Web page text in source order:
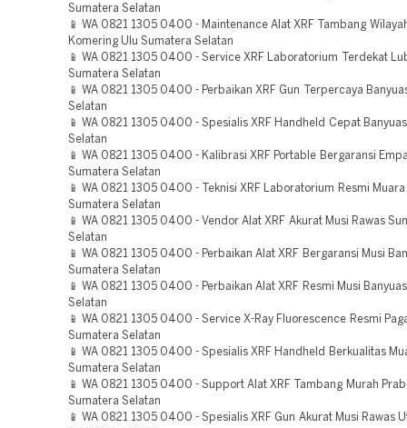
Sumatera Selatan
📱 WA 0821 1305 0400 - Maintenance Alat XRF Tambang
Komering Ulu Sumatera Selatan
📱 WA 0821 1305 0400 - Service XRF Laboratorium Terdekat
Sumatera Selatan
📱 WA 0821 1305 0400 - Perbaikan XRF Gun Terpercaya
Selatan
📱 WA 0821 1305 0400 - Spesialis XRF Handheld Cepat
Selatan
📱 WA 0821 1305 0400 - Kalibrasi XRF Portable Bergaransi
Sumatera Selatan
📱 WA 0821 1305 0400 - Teknisi XRF Laboratorium Resmi Muara
Sumatera Selatan
📱 WA 0821 1305 0400 - Vendor Alat XRF Akurat Musi Rawas
Selatan
📱 WA 0821 1305 0400 - Perbaikan Alat XRF Bergaransi Musi
Sumatera Selatan
📱 WA 0821 1305 0400 - Perbaikan Alat XRF Resmi Musi
Selatan
📱 WA 0821 1305 0400 - Service X-Ray Fluorescence Resmi
Sumatera Selatan
📱 WA 0821 1305 0400 - Spesialis XRF Handheld Berkualitas
Sumatera Selatan
📱 WA 0821 1305 0400 - Support Alat XRF Tambang Murah
Sumatera Selatan
📱 WA 0821 1305 0400 - Spesialis XRF Gun Akurat Musi Rawas